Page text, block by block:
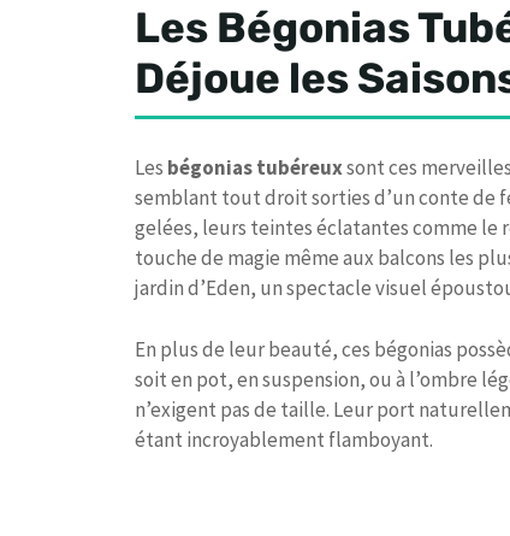
Les Bégonias
Déjoue les
Les bégonias tubéreuxsont ces
semblant tout droit sorties d’un conte de
gelées, leurs teintes éclatantes comme
touche de magie même aux balcons les
jardin d’Eden, un spectacle visuel
En plus de leur beauté, ces bégonias
soit en pot, en suspension, ou à l’ombre
n’exigent pas de taille. Leur port
étant incroyablement flamboyant.